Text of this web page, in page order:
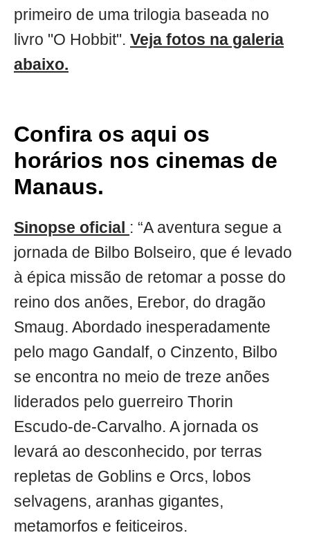
primeiro de uma trilogia baseada no
livro "O Hobbit". Veja fotos na galeria
abaixo.
Confira os aqui os
horários nos cinemas de
Manaus.
Sinopse oficial : “A aventura segue a
jornada de Bilbo Bolseiro, que é levado
à épica missão de retomar a posse do
reino dos anões, Erebor, do dragão
Smaug. Abordado inesperadamente
pelo mago Gandalf, o Cinzento, Bilbo
se encontra no meio de treze anões
liderados pelo guerreiro Thorin
Escudo-de-Carvalho. A jornada os
levará ao desconhecido, por terras
repletas de Goblins e Orcs, lobos
selvagens, aranhas gigantes,
metamorfos e feiticeiros.